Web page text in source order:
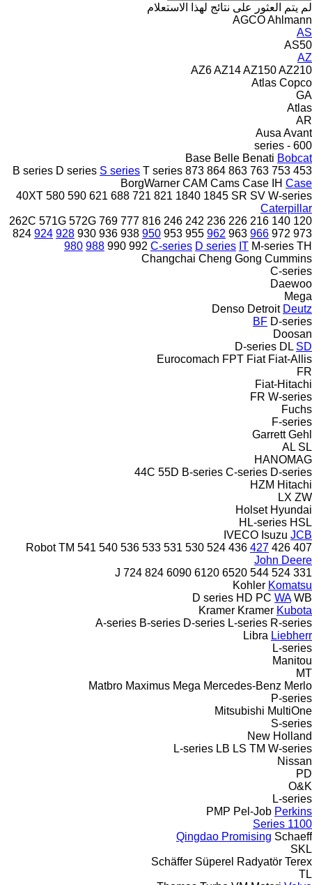
لم يتم العثور على نتائج لهذا الاستعلام
AGCOAhlmann
AS
AS50
AZ
AZ6AZ14AZ150AZ210
Atlas Copco
GA
Atlas
AR
Ausa Avant
600 - series
Base Belle Benati Bobcat
453
753
763
863
864
873
B series D series S series T series
BorgWarner CAM Cams Case IH Case
40XT 580 590 621 688 721 821 1840 1845 SR SV W-series
Caterpillar
120
140
216
226
236
242
246
262C 571G 572G 769 777 816
824 924 928 930 936 938 950 953 955 962 963 966 972 973
980 988 990 992 C-series D series IT M-series TH
Changchai Cheng Gong Cummins
C-series
Daewoo
Mega
Denso Detroit Deutz
BF D-series
Doosan
D-series DL SD
Eurocomach FPT Fiat Fiat-Allis
FR
Fiat-Hitachi
FR W-series
Fuchs
F-series
Garrett Gehl
AL SL
HANOMAG
44C 55D B-series C-series D-series
HZM Hitachi
LX ZW
Holset Hyundai
HL-series HSL
IVECO Isuzu JCB
407
426
427
436
524
530
531
533
536
540
541
Robot TM
John Deere
331
524
544 J
724 824 6090 6120 6520
Kohler Komatsu
D series HD PC WA WB
Kramer Kramer Kubota
A-series B-series D-series L-series R-series
Libra Liebherr
L-series
Manitou
MT
Matbro Maximus Mega Mercedes-Benz Merlo
P-series
Mitsubishi MultiOne
S-series
New Holland
L-series LB LS TM W-series
Nissan
PD
O&K
L-series
PMP Pel-Job Perkins
1100 Series
Qingdao Promising Schaeff
SKL
Schäffer Süperel Radyatör Terex
TL